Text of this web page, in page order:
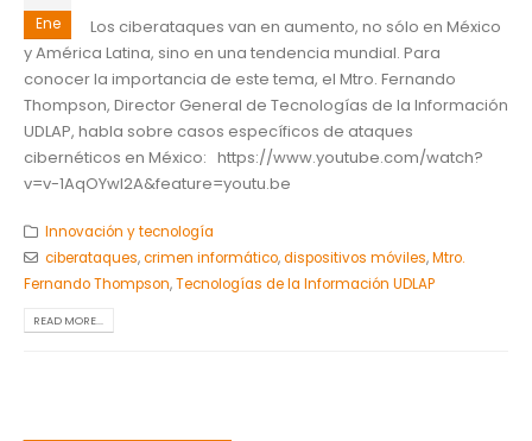
Ene
Los ciberataques van en aumento, no sólo en México
y América Latina, sino en una tendencia mundial. Para
conocer la importancia de este tema, el Mtro. Fernando
Thompson, Director General de Tecnologías de la Información
UDLAP, habla sobre casos específicos de ataques
cibernéticos en México: https://www.youtube.com/watch?
v=v-1AqOYwl2A&feature=youtu.be
Innovación y tecnología
ciberataques,crimen informático,dispositivos móviles,Mtro.
Fernando Thompson,Tecnologías de la Información UDLAP
READ MORE...